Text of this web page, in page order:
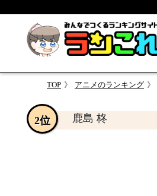
TOP アニメのランキング
鹿島 柊
2位